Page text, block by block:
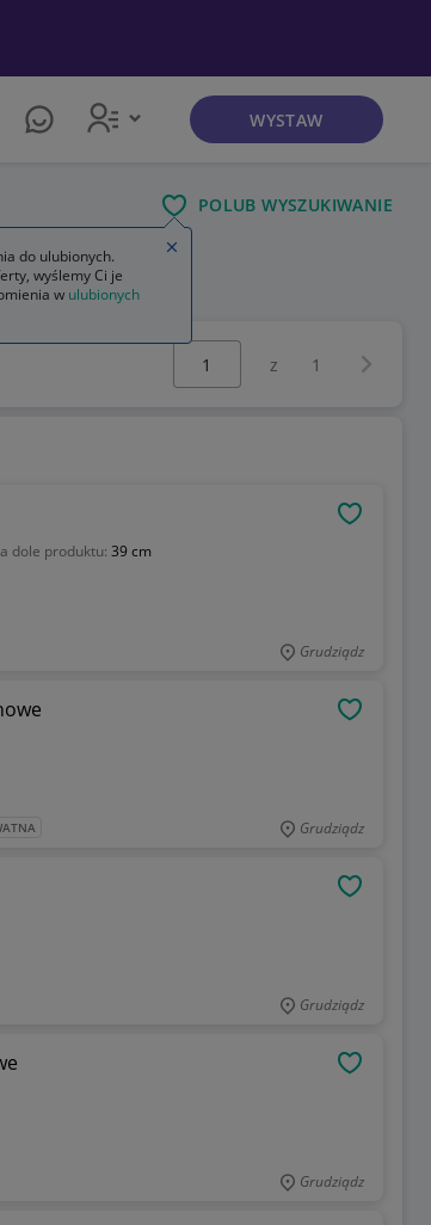
WYSTAW
POLUB WYSZUKIWANIE
Wybierz stronę:
z 1
dole produktu: 39 cm
Grudziądz
Grudziądz
Grudziądz
Grudziądz
do ulubionych.
wyślemy Ci je
w ulubionych
Zamknij wskazówkę